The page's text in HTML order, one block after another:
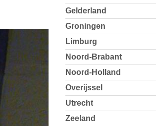
Gelderland
Groningen
Limburg
Noord-Brabant
Noord-Holland
Overijssel
Utrecht
Zeeland